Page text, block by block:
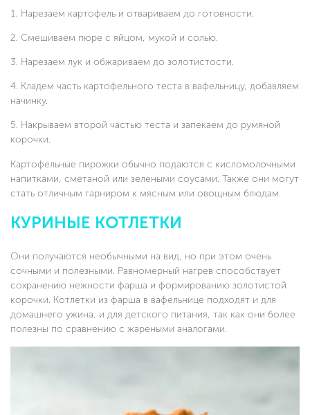
Нарезаем картофель и отвариваем до готовности.
Смешиваем пюре с яйцом, мукой и солью.
Нарезаем лук и обжариваем до золотистости.
Кладем часть картофельного теста в вафельницу, добавляем
начинку.
Накрываем второй частью теста и запекаем до румяной
корочки.
Картофельные пирожки обычно подаются с кисломолочными
напитками, сметаной или зелеными соусами. Также они могут
стать отличным гарниром к мясным или овощным блюдам.
КУРИНЫЕ КОТЛЕТКИ
Они получаются необычными на вид, но при этом очень
сочными и полезными. Равномерный нагрев способствует
сохранению нежности фарша и формированию золотистой
корочки. Котлетки из фарша в вафельнице подходят и для
домашнего ужина, и для детского питания, так как они более
полезны по сравнению с жареными аналогами.